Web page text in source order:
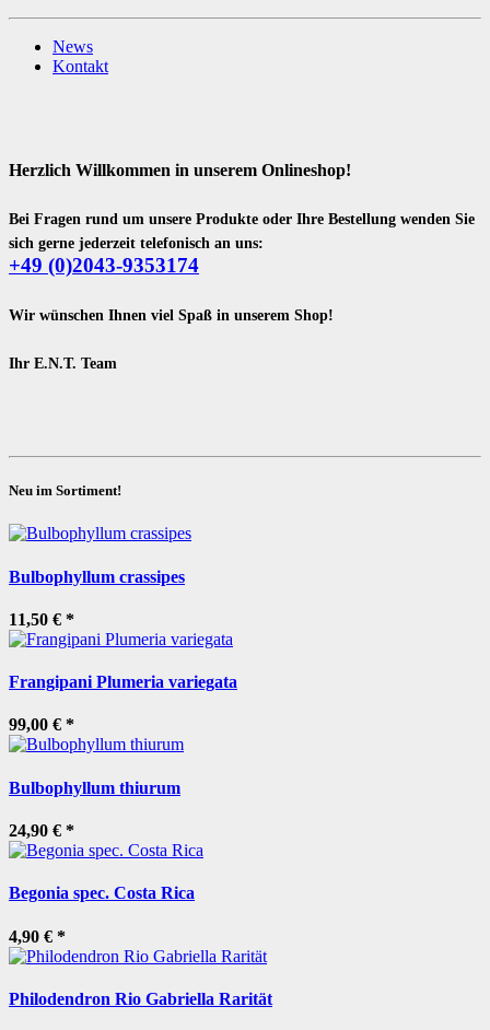
News
Kontakt
Herzlich Willkommen in unserem Onlineshop!
Bei Fragen rund um unsere Produkte oder Ihre Bestellung wenden Sie
sich gerne jederzeit telefonisch an uns:
+49 (0)2043-9353174
Wir wünschen Ihnen viel Spaß in unserem Shop!
Ihr E.N.T. Team
Neu im Sortiment!
Bulbophyllum crassipes
11,50 € *
Frangipani Plumeria variegata
99,00 € *
Bulbophyllum thiurum
24,90 € *
Begonia spec. Costa Rica
4,90 € *
Philodendron Rio Gabriella Rarität